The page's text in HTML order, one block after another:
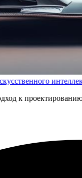
к